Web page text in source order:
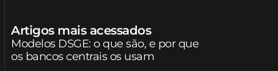
Artigos mais acessados
Modelos DSGE: o que são, e por que
os bancos centrais os usam